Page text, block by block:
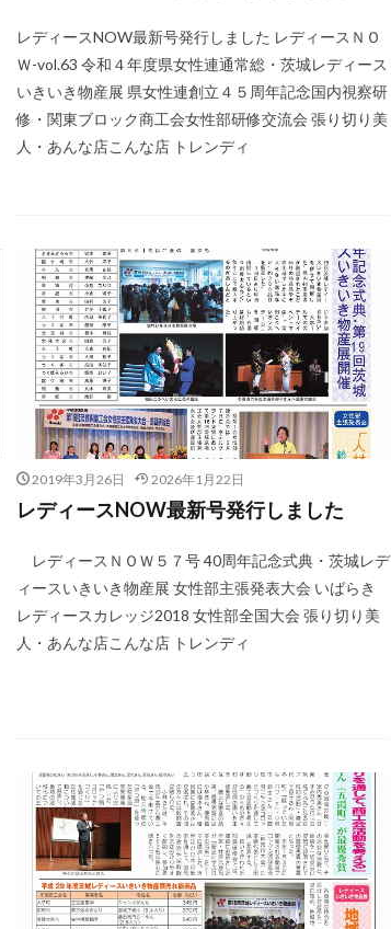
レディースNOW最新号発行しました レディースＮＯ
Ｗ-vol.63 令和４年度県女性連通常総・茨城レディース
いきいき物産展 県女性連創立４５周年記念国内視察研
修・関東ブロック商工会女性部研修交流会 張り切り美
人・あんな店こんな店 トレンディ
2019年3月26日 2026年1月22日
レディースNOW最新号発行しました
レディースＮＯＷ５７号 40周年記念式典・茨城レデ
ィースいきいき物産展 女性部主張発表大会 いばらき
レディースカレッジ2018 女性部全国大会 張り切り美
人・あんな店こんな店 トレンディ